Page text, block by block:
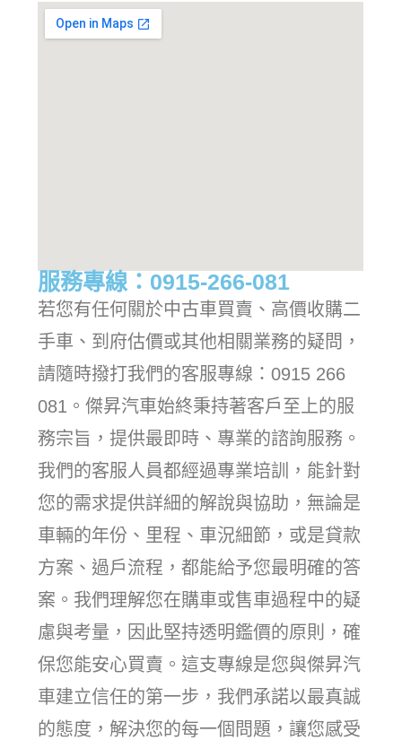
服務專線：0915-266-081
若您有任何關於中古車買賣、高價收購二
手車、到府估價或其他相關業務的疑問，
請隨時撥打我們的客服專線：0915 266
081。傑昇汽車始終秉持著客戶至上的服
務宗旨，提供最即時、專業的諮詢服務。
我們的客服人員都經過專業培訓，能針對
您的需求提供詳細的解說與協助，無論是
車輛的年份、里程、車況細節，或是貸款
方案、過戶流程，都能給予您最明確的答
案。我們理解您在購車或售車過程中的疑
慮與考量，因此堅持透明鑑價的原則，確
保您能安心買賣。這支專線是您與傑昇汽
車建立信任的第一步，我們承諾以最真誠
的態度，解決您的每一個問題，讓您感受